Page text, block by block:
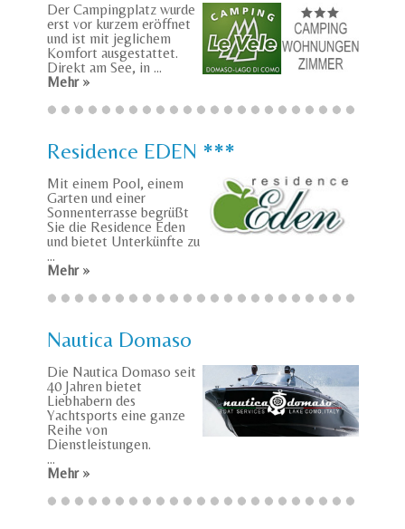
Der Campingplatz wurde
erst vor kurzem eröffnet
und ist mit jeglichem
Komfort ausgestattet.
Direkt am See, in ...
Mehr »
Residence EDEN ***
Mit einem Pool, einem
Garten und einer
Sonnenterrasse begrüßt
Sie die Residence Eden
und bietet Unterkünfte zu
...
Mehr »
Nautica Domaso
Die Nautica Domaso seit
40 Jahren bietet
Liebhabern des
Yachtsports eine ganze
Reihe von
Dienstleistungen.
...
Mehr »